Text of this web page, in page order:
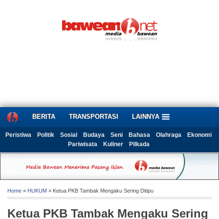
BERITA TRANSPORTASI LAINNYA
Peristiwa Politik Sosial Budaya Seni Bahasa Olahraga
Ekonomi
Pariwisata
Kuliner Pilkada
Home » HUKUM » Ketua PKB Tambak Mengaku Sering Ditipu
Ketua PKB Tambak Mengaku Sering